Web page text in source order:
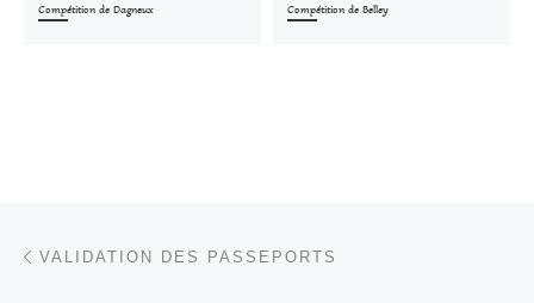
Compétition de Dagneux Compétition de Belley
Parcourir les articles
VALIDATION DES PASSEPORTS